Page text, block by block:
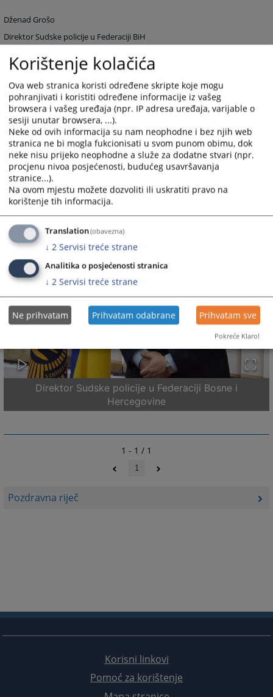
Pozdravna riječ
Dženad Grošo
Direktor Sudske policije u Federaciji BiH
16628PREGLEDA
Direktor Sudske policije u Federaciji Bosne i
Hercegovine
1 - 1 / 1
1
Korisni linkovi
Pomoć za korištenje
Korištenje kolačića
Ova web stranica koristi određene skripte koje mogu
pohranjivati i koristiti određene informacije iz vašeg
browsera i vašeg uređaja (npr. IP adresa uređaja, varijable o
sesiji unutar browsera, ...).
Neke od ovih informacija su nam neophodne i bez njih web
stranica ne bi mogla fukcionisati u svom punom obimu, dok
neke nisu prijeko neophodne a služe za dodatne stvari (npr.
procjenu nivoa posjećenosti, budućeg usavršavanja
stranice...).
Na ovom mjestu možete dozvoliti ili uskratiti pravo na
korištenje tih informacija.
Translation(obavezna)
↓ 2 Servisi treće strane
Analitika o posjećenosti stranica
↓ 2 Servisi treće strane
Ne prihvatam Prihvatam odabrane Prihvatam sve
Pokreće Klaro!